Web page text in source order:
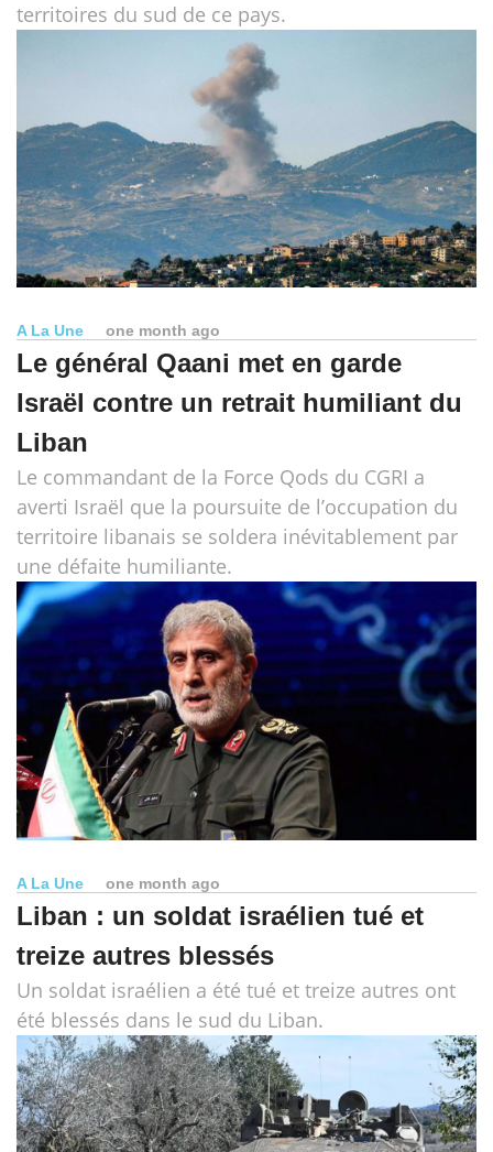
territoires du sud de ce pays​​​​​​​.
A La Une one month ago
Le général Qaani met en garde
Israël contre un retrait humiliant du
Liban
Le commandant de la Force Qods du CGRI a
averti Israël que la poursuite de l’occupation du
territoire libanais se soldera inévitablement par
une défaite humiliante.
A La Une one month ago
Liban : un soldat israélien tué et
treize autres blessés
Un soldat israélien a été tué et treize autres ont
été blessés dans le sud du Liban.